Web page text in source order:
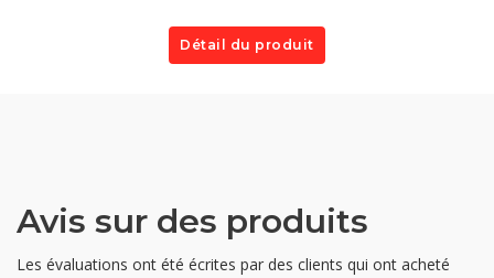
Détail du produit
Avis sur des produits
Les évaluations ont été écrites par des clients qui ont acheté